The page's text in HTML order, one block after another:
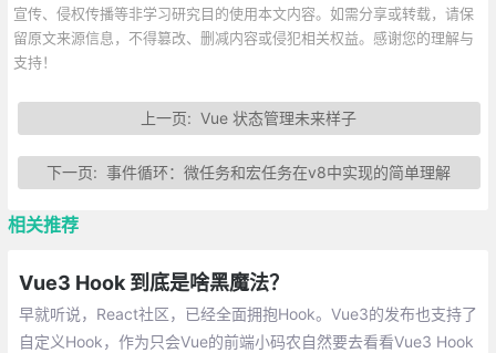
宣传、侵权传播等非学习研究目的使用本文内容。如需分享或转载，请保
留原文来源信息，不得篡改、删减内容或侵犯相关权益。感谢您的理解与
支持！
上一页:Vue 状态管理未来样子
下一页:事件循环：微任务和宏任务在v8中实现的简单理解
相关推荐
Vue3 Hook 到底是啥黑魔法？
早就听说，React社区，已经全面拥抱Hook。Vue3的发布也支持了
自定义Hook，作为只会Vue的前端小码农自然要去看看Vue3 Hook